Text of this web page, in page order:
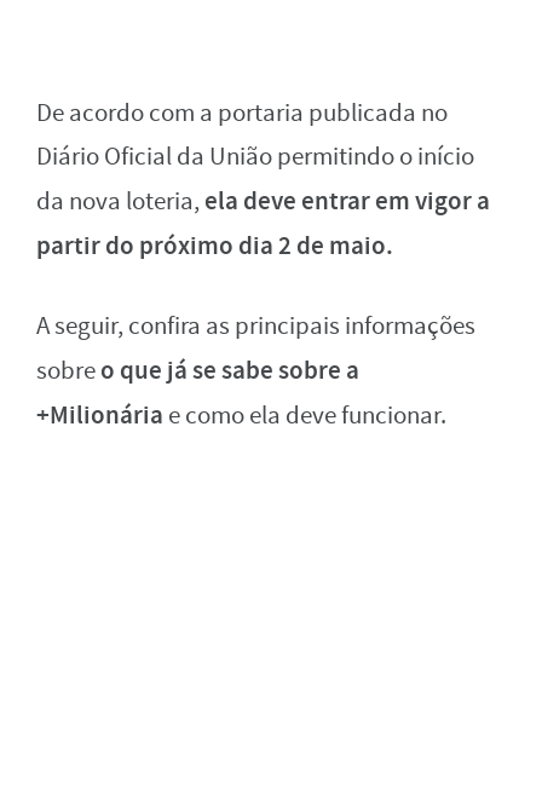
De acordo com a portaria publicada no
Diário Oficial da União permitindo o início
da nova loteria, ela deve entrar em vigor a
partir do próximo dia 2 de maio.
A seguir, confira as principais informações
sobreo que já se sabe sobre a
+Milionária e como ela deve funcionar.